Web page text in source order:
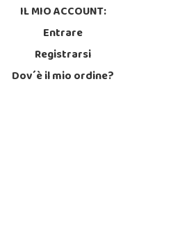
IL MIO ACCOUNT:
Entrare
Registrarsi
Dov´è il mio ordine?